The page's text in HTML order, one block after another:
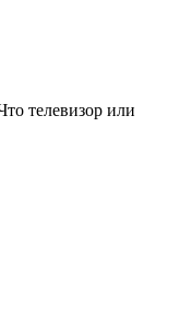
телевизор или